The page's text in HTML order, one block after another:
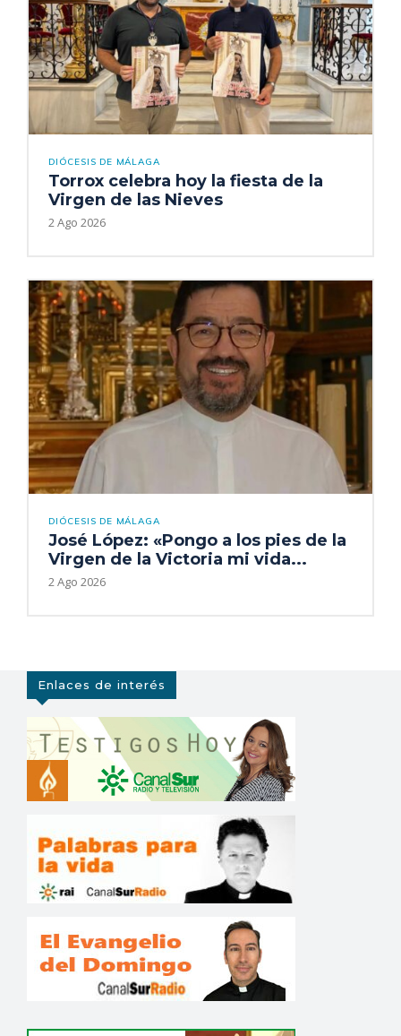
DIÓCESIS DE MÁLAGA
Torrox celebra hoy la fiesta de la
Virgen de las Nieves
2 Ago 2026
DIÓCESIS DE MÁLAGA
José López: «Pongo a los pies de la
Virgen de la Victoria mi vida...
2 Ago 2026
Enlaces de interés